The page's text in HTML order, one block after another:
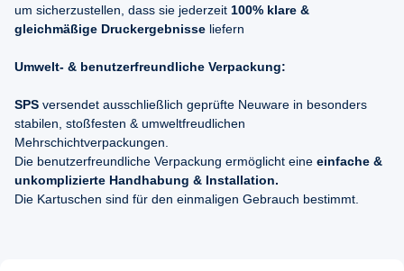
um sicherzustellen, dass sie jederzeit 100% klare &
gleichmäßige Druckergebnisse liefern
Umwelt- & benutzerfreundliche Verpackung:
SPS versendet ausschließlich geprüfte Neuware in besonders
stabilen, stoßfesten & umweltfreudlichen
Mehrschichtverpackungen.
Die benutzerfreundliche Verpackung ermöglicht eine einfache &
unkomplizierte Handhabung & Installation.
Die Kartuschen sind für den einmaligen Gebrauch bestimmt.